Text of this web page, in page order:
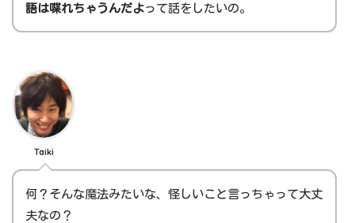
語は喋れちゃうんだよって話をしたいの。
Taiki
何？そんな魔法みたいな、怪しいこと言っちゃって大丈
夫なの？